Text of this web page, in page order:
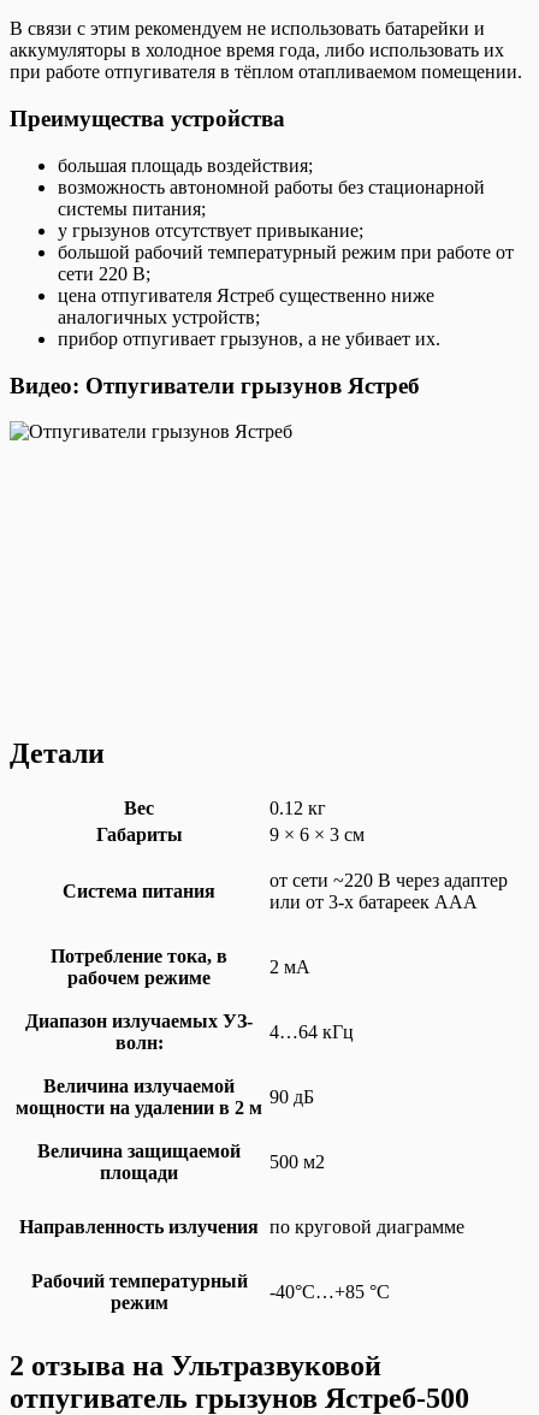
В связи с этим рекомендуем не использовать батарейки и
аккумуляторы в холодное время года, либо использовать их
при работе отпугивателя в тёплом отапливаемом помещении.
Преимущества устройства
большая площадь воздействия;
возможность автономной работы без стационарной
системы питания;
у грызунов отсутствует привыкание;
большой рабочий температурный режим при работе от
сети 220 В;
цена отпугивателя Ястреб существенно ниже
аналогичных устройств;
прибор отпугивает грызунов, а не убивает их.
Видео: Отпугиватели грызунов Ястреб
Детали
Вес
0.12 кг
Габариты
9 × 6 × 3 см
Система питания
от сети ~220 В через адаптер
или от 3-х батареек ААА
Потребление тока, в
рабочем режиме
2 мА
Диапазон излучаемых УЗ-
волн:
4…64 кГц
Величина излучаемой
мощности на удалении в 2 м
90 дБ
Величина защищаемой
площади
500 м2
Направленность излучения по круговой диаграмме
Рабочий температурный
режим
-40°С…+85 °С
2 отзыва на Ультразвуковой
отпугиватель грызунов Ястреб-500